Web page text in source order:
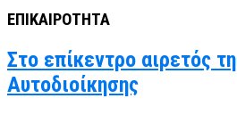
ΕΠΙΚΑΙΡΟΤΗΤΑ
Στο επίκεντρο αιρετός
Αυτοδιοίκησης